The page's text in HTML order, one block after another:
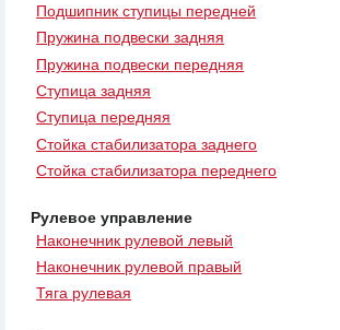
Подшипник ступицы передней
Пружина подвески задняя
Пружина подвески передняя
Ступица задняя
Ступица передняя
Стойка стабилизатора заднего
Стойка стабилизатора переднего
Рулевое управление
Наконечник рулевой левый
Наконечник рулевой правый
Тяга рулевая